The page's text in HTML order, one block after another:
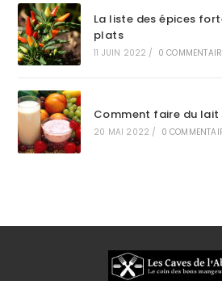
La liste des épices
plats
11 JUIN 2022 / 0
Comment faire du lait
20 MAI 2022 / 0